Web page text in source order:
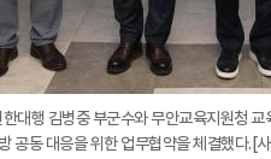
대행 김병중 부군수와 무안교육지원청
공동 대응을 위한 업무협약을 체결했다.[